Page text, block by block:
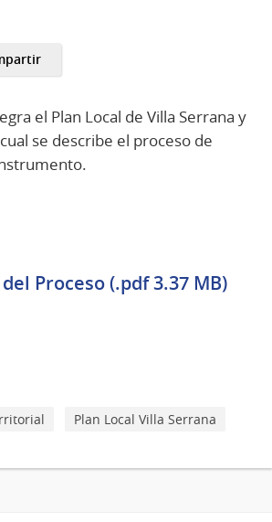
el Plan Local de Villa Serrana y
se describe el proceso de
Proceso (.pdf 3.37 MB)
Plan Local Villa Serrana